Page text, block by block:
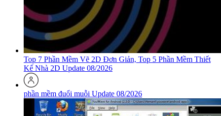
Top 7 Phần Mềm Vẽ 2D Đơn Giản, Top 5 Phần Mềm Thiết
Kế Nhà 2D Update 08/2026
phần mềm đuổi muỗi Update 08/2026